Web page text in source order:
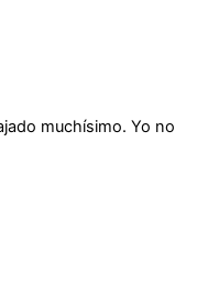
muchísimo. Yo no